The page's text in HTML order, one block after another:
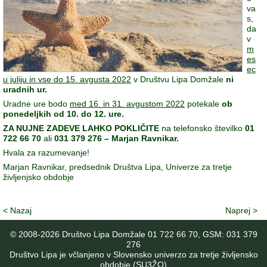
va
s,
da
v
m
es
ec
u juliju in vse do 15. avgusta 2022 v Društvu Lipa Domžale ni
uradnih ur.
Uradne ure bodo med 16. in 31. avgustom 2022 potekale ob
ponedeljkih od 10. do 12. ure.
ZA NUJNE ZADEVE LAHKO POKLIČITE na telefonsko številko 01
722 66 70 ali 031 379 276 – Marjan Ravnikar.
Hvala za razumevanje!
Marjan Ravnikar, predsednik Društva Lipa, Univerze za tretje
življenjsko obdobje
< Nazaj Naprej >
© 2008-2026 Društvo Lipa Domžale 01 722 66 70, GSM: 031 379
276
Društvo Lipa je včlanjeno v Slovensko univerzo za tretje življensko
obdobje (SU3ŽO)